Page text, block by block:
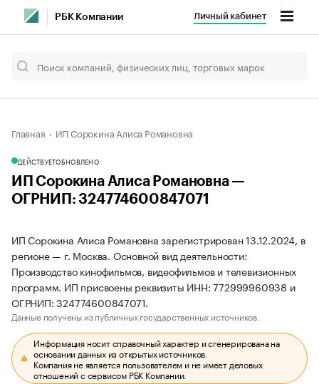
РБК Компании Личный кабинет
Главная ИП Сорокина Алиса Романовна
ДЕЙСТВУЕТОБНОВЛЕНО
ИП Сорокина Алиса Романовна —
ОГРНИП: 324774600847071
ИП Сорокина Алиса Романовна зарегистрирован 13.12.2024, в
регионе — г. Москва. Основной вид деятельности:
Производство кинофильмов, видеофильмов и телевизионных
программ. ИП присвоены реквизиты ИНН: 772999960938 и
ОГРНИП: 324774600847071.
Данные получены из публичных государственных источников.
Информация носит справочный характер и сгенерирована на
основании данных из открытых источников.
Компания не является пользователем и не имеет деловых
отношений с сервисом РБК Компании.